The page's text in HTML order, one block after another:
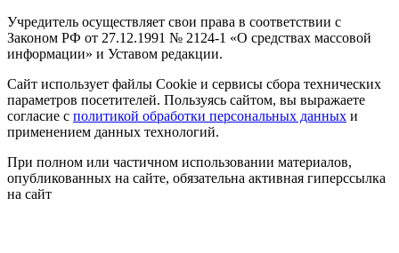
Учредитель осуществляет свои права в соответствии с
Законом РФ от 27.12.1991 № 2124-1 «О средствах массовой
информации» и Уставом редакции.
Сайт использует файлы Cookie и сервисы сбора технических
параметров посетителей. Пользуясь сайтом, вы выражаете
согласие с политикой обработки персональных данных и
применением данных технологий.
При полном или частичном использовании материалов,
опубликованных на сайте, обязательна активная гиперссылка
на сайт